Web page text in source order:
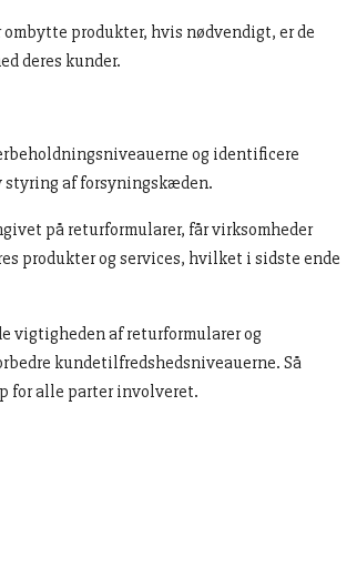
produkter, hvis nødvendigt, er de
deres kunder.
og identificere
styring af forsyningskæden.
på returformularer, får virksomheder
produkter og services, hvilket i sidste ende
vigtigheden af returformularer og
kundetilfredshedsniveauerne. Så
for alle parter involveret.